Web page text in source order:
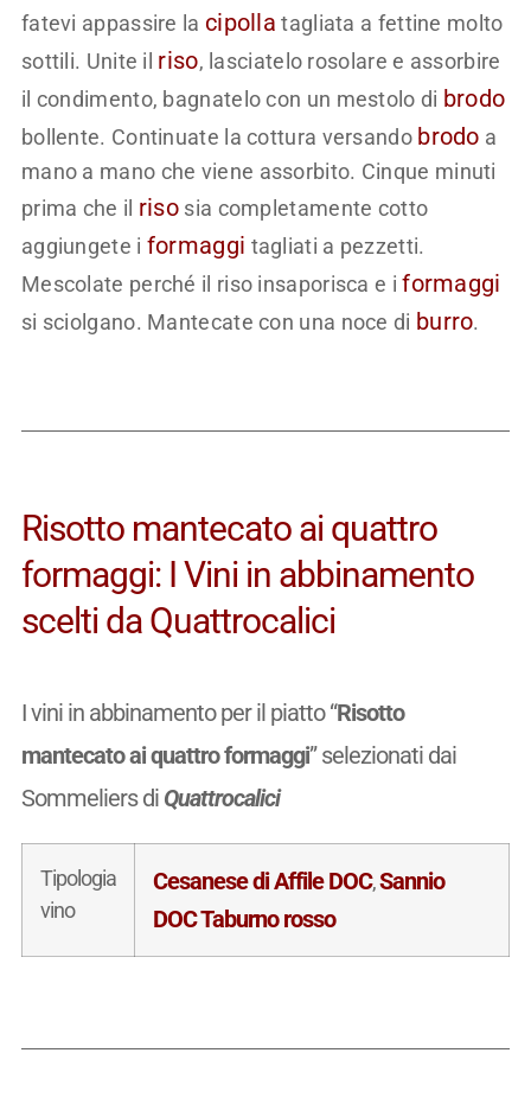
fatevi appassire la cipolla tagliata a fettine molto
sottili. Unite il riso, lasciatelo rosolare e assorbire
il condimento, bagnatelo con un mestolo di brodo
bollente. Continuate la cottura versando brodo a
mano a mano che viene assorbito. Cinque minuti
prima che il riso sia completamente cotto
aggiungete i formaggi tagliati a pezzetti.
Mescolate perché il riso insaporisca e iformaggi
si sciolgano. Mantecate con una noce di burro.
Risotto mantecato ai quattro
formaggi: I Vini in abbinamento
scelti da Quattrocalici
I vini in abbinamento per il piatto “Risotto
mantecato ai quattro formaggi” selezionati dai
Sommeliers di Quattrocalici
Tipologia
vino
Cesanese di Affile DOC,Sannio
DOC Taburno rosso